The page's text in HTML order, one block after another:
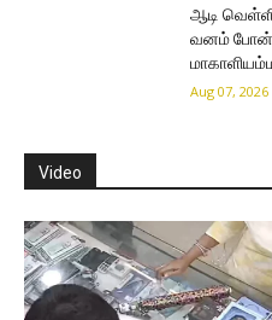
ஆடி
வனம்
Aug 07, 2026
Video